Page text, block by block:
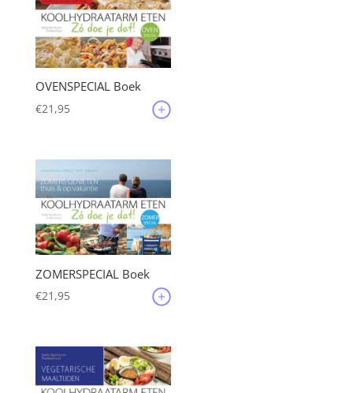
OVENSPECIAL Boek
€21,95
ZOMERSPECIAL Boek
€21,95